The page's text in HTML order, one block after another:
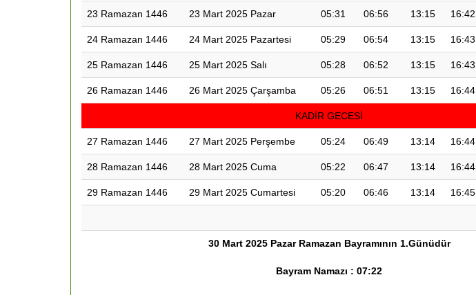
23 Ramazan 1446 23 Mart 2025 Pazar 05:31 06:56 13:15 16:42
24 Ramazan 1446 24 Mart 2025 Pazartesi 05:29 06:54 13:15 16:43
25 Ramazan 1446 25 Mart 2025 Salı 05:28 06:52 13:15 16:43
26 Ramazan 1446 26 Mart 2025 Çarşamba 05:26 06:51 13:15 16:44
KADİR GECESİ
27 Ramazan 1446 27 Mart 2025 Perşembe 05:24 06:49 13:14 16:44
28 Ramazan 1446 28 Mart 2025 Cuma 05:22 06:47 13:14 16:44
29 Ramazan 1446 29 Mart 2025 Cumartesi 05:20 06:46 13:14 16:45
30 Mart 2025 Pazar Ramazan Bayramının 1.Günüdür
Bayram Namazı : 07:22